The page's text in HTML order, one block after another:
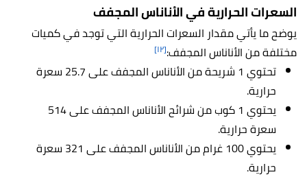
السعرات الحرارية في الأناناس المجفف
يوضح ما يأتي مقدار السعرات الحرارية التي توجد في كميات
مختلفة من الأناناس المجفف:[١٢]
تحتوي 1 شريحة من الأناناس المجفف على 25.7 سعرة
حرارية.
يحتوي 1 كوب من شرائح الأناناس المجفف على 514
سعرة حرارية.
يحتوي 100 غرام من الأناناس المجفف على 321 سعرة
حرارية.